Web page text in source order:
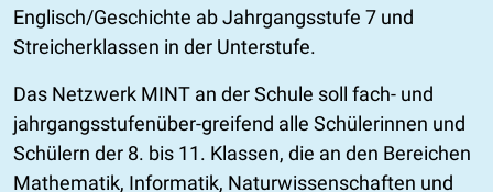
Englisch/Geschichte ab Jahrgangsstufe 7 und
Streicherklassen in der Unterstufe.
Das Netzwerk MINT an der Schule soll fach- und
jahrgangsstufenüber-greifend alle Schülerinnen und
Schülern der 8. bis 11. Klassen, die an den Bereichen
Mathematik, Informatik, Naturwissenschaften und